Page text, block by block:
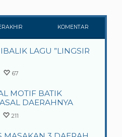
KOMENTAR
LAGU ”LINGSIR
67
MOTIF BATIK
DAERAHNYA
211